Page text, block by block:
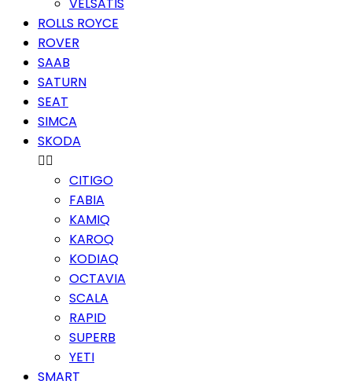
ROLLS ROYCE
ROVER
SAAB
SATURN
SEAT
SIMCA
SKODA

CITIGO
FABIA
KAMIQ
KAROQ
KODIAQ
OCTAVIA
SCALA
RAPID
SUPERB
YETI
SMART